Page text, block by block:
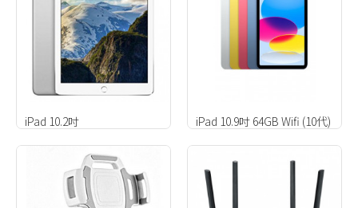
iPad 10.2吋 iPad 10.9吋 64GB Wifi (10代)